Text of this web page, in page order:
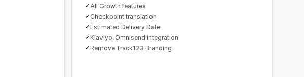
All Growth features
Checkpoint translation
Estimated Delivery Date
Klaviyo, Omnisend integration
Remove Track123 Branding